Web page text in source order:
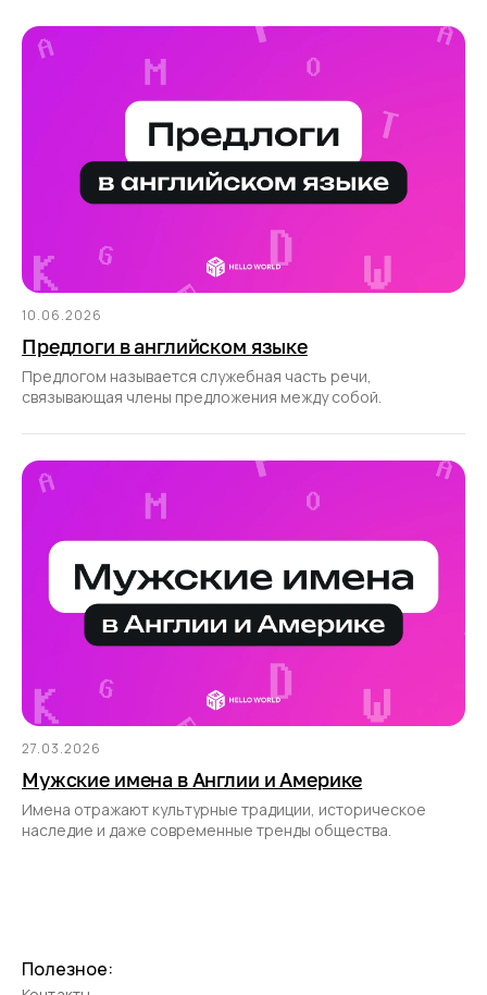
10.06.2026
Предлоги в английском языке
Предлогом называется служебная часть речи,
связывающая члены предложения между собой.
27.03.2026
Мужские имена в Англии и Америке
Имена отражают культурные традиции, историческое
наследие и даже современные тренды общества.
Полезное: